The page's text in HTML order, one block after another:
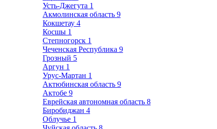
Усть-Джегута 1
Акмолинская область 9
Кокшетау 4
Косшы 1
Степногорск 1
Чеченская Республика 9
Грозный 5
Аргун 1
Урус-Мартан 1
Актюбинская область 9
Актобе 9
Еврейская автономная область 8
Биробиджан 4
Облучье 1